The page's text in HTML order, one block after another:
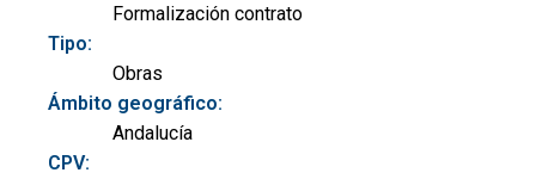
Formalización contrato
Tipo:
Obras
Ámbito geográfico:
Andalucía
CPV: